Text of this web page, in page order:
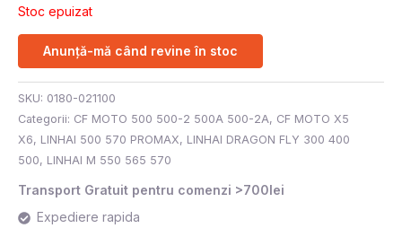
Stoc epuizat
Anunță-mă când revine în stoc
SKU: 0180-021100
Categorii: CF MOTO 500 500-2 500A 500-2A, CF MOTO X5
X6, LINHAI 500 570 PROMAX, LINHAI DRAGON FLY 300 400
500, LINHAI M 550 565 570
Transport Gratuit pentru comenzi >700lei
Expediere rapida